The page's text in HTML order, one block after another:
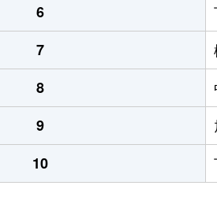
6
7
8
9
10